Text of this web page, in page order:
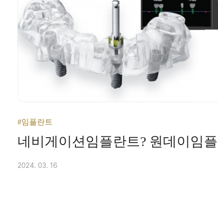
#임플란트
네비게이션임플란트? 원데이임
2024. 03. 16